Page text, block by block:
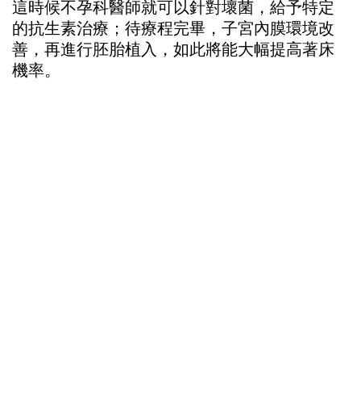
這時候不孕科醫師就可以針對壞菌，給予特定
的抗生素治療；待療程完畢，子宮內膜環境改
善，再進行胚胎植入，如此將能大幅提高著床
機率。